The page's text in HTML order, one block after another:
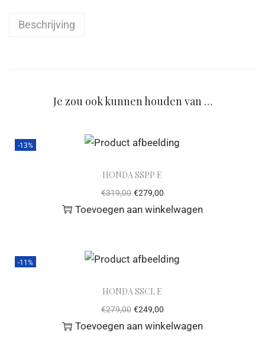
Beschrijving
Je zou ook kunnen houden van …
-13%
HONDA SSPP E
€319,00 €279,00
Toevoegen aan winkelwagen
-11%
HONDA SSCL E
€279,00 €249,00
Toevoegen aan winkelwagen